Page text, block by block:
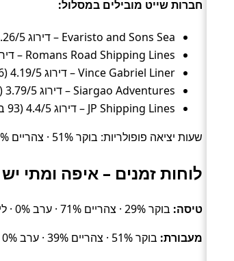
חברות שייט מובילים במסלול:
Evaristo and Sons Sea – דירוג 4.26/5 (13,716 ביקורות, ~41%), זמן ממוצע 1.5 שעות, מחיר ממוצע ~39 ₪
Romans Road Shipping Lines – דירוג 2.87/5 (344 ביקורות, ~21%), זמן ממוצע 2 שעות, מחיר ממוצע ~34 ₪
Vince Gabriel Liner – דירוג 4.19/5 (556 ביקורות, ~16%), זמן ממוצע 2 שעות, מחיר ממוצע ~31 ₪
Siargao Adventures – דירוג 3.79/5 (272 ביקורות, ~11%), זמן ממוצע 2 שעות, מחיר ממוצע ~30 ₪
JP Shipping Lines – דירוג 4.4/5 (93 ביקורות, ~10%), זמן ממוצע 1.7 שעות, מחיר ממוצע ~26 ₪
שעות יציאה פופולריות: בוקר 51% · צהריים 39% · ערב 0% · לילה 10%.
לוחות זמנים – איפה ומתי
טיסה: בוקר 29% · צהריים 71% · ערב 0% · לילה 0%
מעבורת: בוקר 51% · צהריים 39% · ערב 0% · לילה 10%